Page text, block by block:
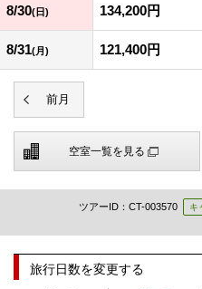
8/30(日) 134,200円
8/31(月) 121,400円
空室一覧を見る
ツアーID：CT-003570 キ
旅行日数を変更する